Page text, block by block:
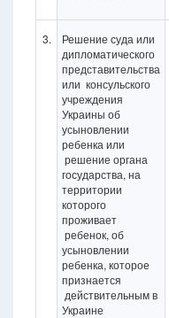
3.
Решение суда или
дипломатического
представительства
или консульского
учреждения
Украины об
усыновлении
ребенка или
решение органа
государства, на
территории
которого
проживает
ребенок, об
усыновлении
ребенка, которое
признается
действительным в
Украине